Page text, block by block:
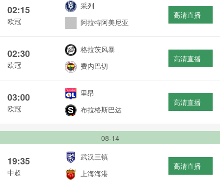
02:15
欧冠
采列
阿拉特阿美尼亚
高清直播
02:30
欧冠
格拉茨风暴
费内巴切
高清直播
03:00
欧冠
里昂
布拉格斯巴达
高清直播
08-14
19:35
中超
武汉三镇
上海海港
高清直播